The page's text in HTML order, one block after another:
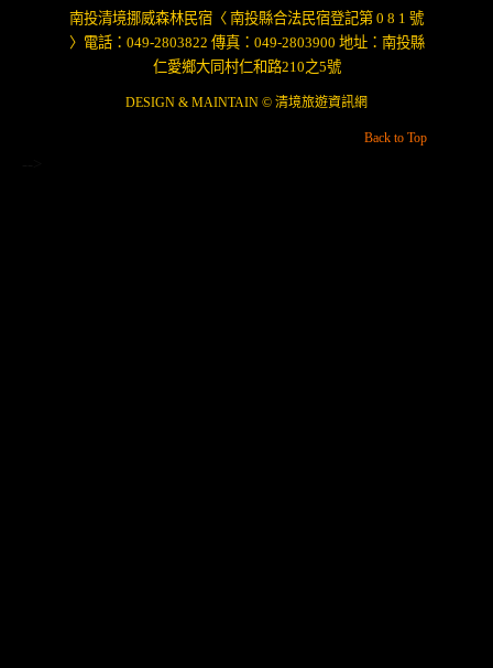
南投清境挪威森林民宿〈 南投縣合法民宿登記第 0 8 1 號
〉電話：049-2803822 傳真：049-2803900 地址：南投縣
仁愛鄉大同村仁和路210之5號
DESIGN & MAINTAIN © 清境旅遊資訊網
Back to Top